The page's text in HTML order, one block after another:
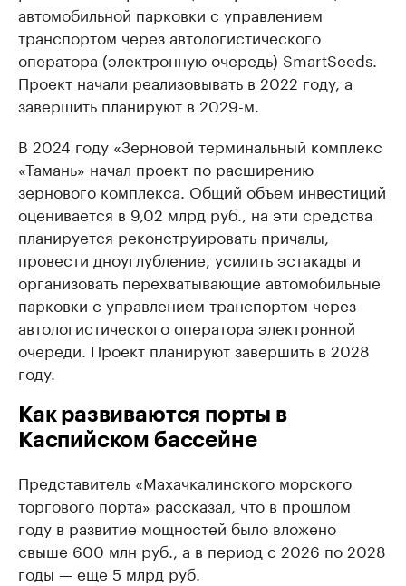
автомобильной парковки с управлением
транспортом через автологистического
оператора (электронную очередь) SmartSeeds.
Проект начали реализовывать в 2022 году, а
завершить планируют в 2029-м.
В 2024 году «Зерновой терминальный комплекс
«Тамань» начал проект по расширению
зернового комплекса. Общий объем инвестиций
оценивается в 9,02 млрд руб., на эти средства
планируется реконструировать причалы,
провести дноуглубление, усилить эстакады и
организовать перехватывающие автомобильные
парковки с управлением транспортом через
автологистического оператора электронной
очереди. Проект планируют завершить в 2028
году.
Как развиваются порты в
Каспийском бассейне
Представитель «Махачкалинского морского
торгового порта» рассказал, что в прошлом
году в развитие мощностей было вложено
свыше 600 млн руб., а в период с 2026 по 2028
годы — еще 5 млрд руб.